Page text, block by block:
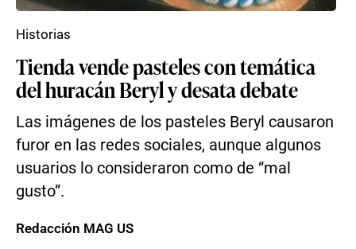
Tienda vende pasteles con temática
del huracán Beryl y desata debate
Las imágenes de los pasteles Beryl causaron
furor en las redes sociales, aunque algunos
usuarios lo consideraron como de “mal
gusto”.
Historias
Redacción MAG US